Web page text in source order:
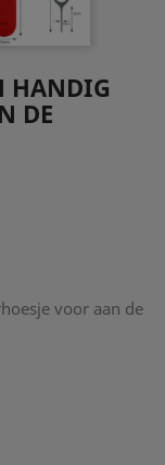
HANDIG
DE
voor aan de